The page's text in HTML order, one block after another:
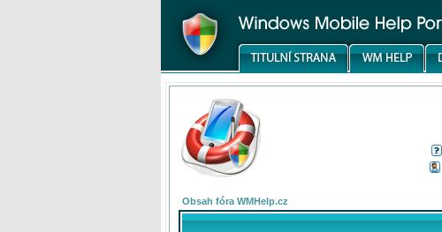
Obsah fóra WMHelp.cz